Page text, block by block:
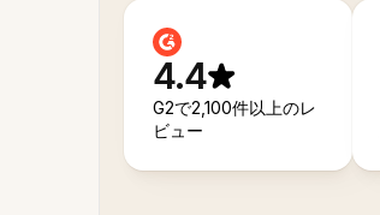
4.4
G2で2,100件以上のレ
ビュー